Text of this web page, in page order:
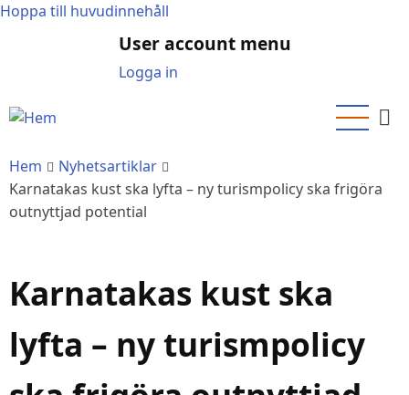
Hoppa till huvudinnehåll
User account menu
Logga in
Hem
Nyhetsartiklar
Karnatakas kust ska lyfta – ny turismpolicy ska frigöra
outnyttjad potential
Karnatakas kust ska
lyfta – ny turismpolicy